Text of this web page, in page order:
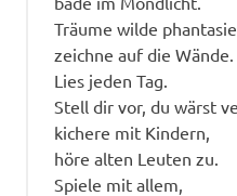
Träume wilde
zeichne auf die Wände.
Lies jeden Tag.
Stell dir vor, du wärst
kichere mit Kindern,
höre alten Leuten zu.
Spiele mit allem,